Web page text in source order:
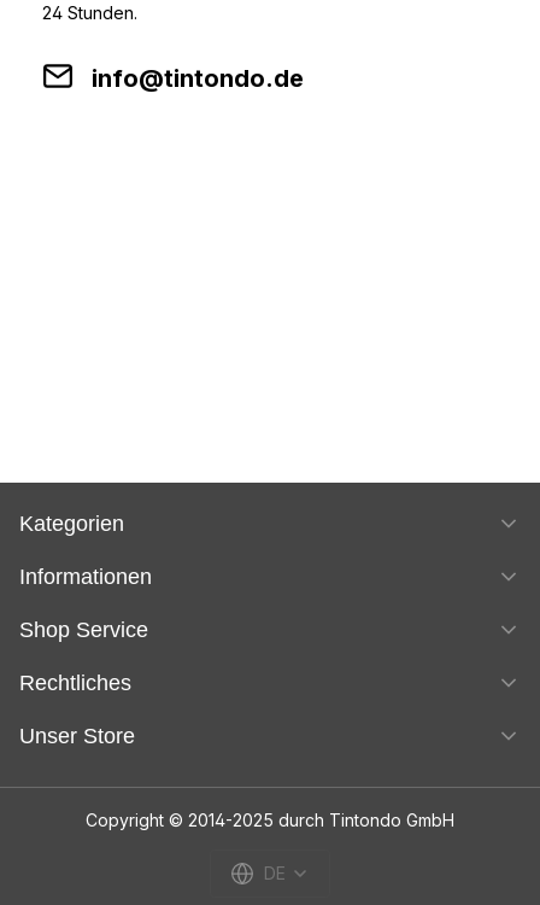
24 Stunden.
info@tintondo.de
Kategorien
Informationen
Shop Service
Rechtliches
Unser Store
Copyright © 2014-2025 durch Tintondo GmbH
DE